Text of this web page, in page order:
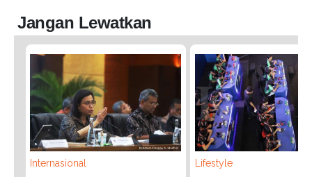
Jangan Lewatkan
Internasional
Lifestyle